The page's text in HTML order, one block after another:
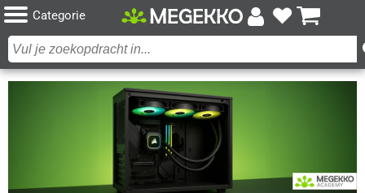
Categorie